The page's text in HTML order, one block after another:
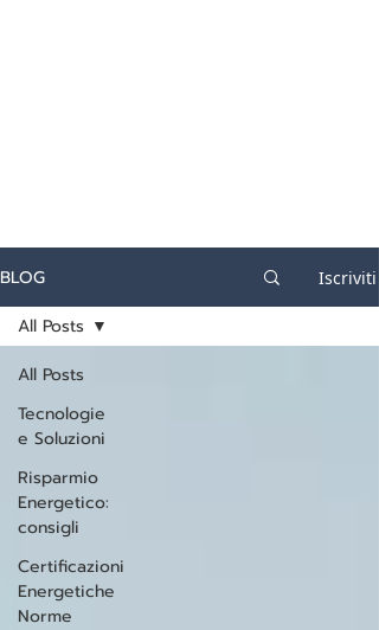
BLOG Iscriviti
All Posts
Tecnologie
e Soluzioni
Risparmio
Energetico:
consigli
Certificazioni
Energetiche
Norme
All Posts